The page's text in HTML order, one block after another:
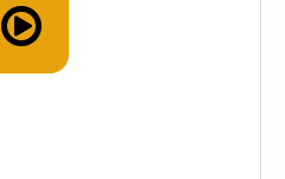
